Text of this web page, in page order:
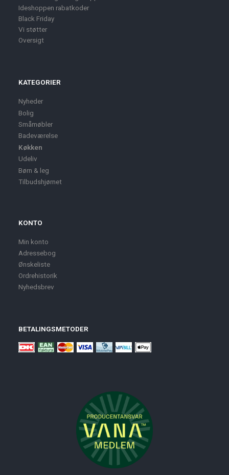
Ideshoppen rabatkoder
Black Friday
Vi støtter
Oversigt
KATEGORIER
Nyheder
Bolig
Småmøbler
Badeværelse
Køkken
Udeliv
Børn & leg
Tilbudshjørnet
KONTO
Min konto
Adressebog
Ønskeliste
Ordrehistorik
Nyhedsbrev
BETALINGSMETODER